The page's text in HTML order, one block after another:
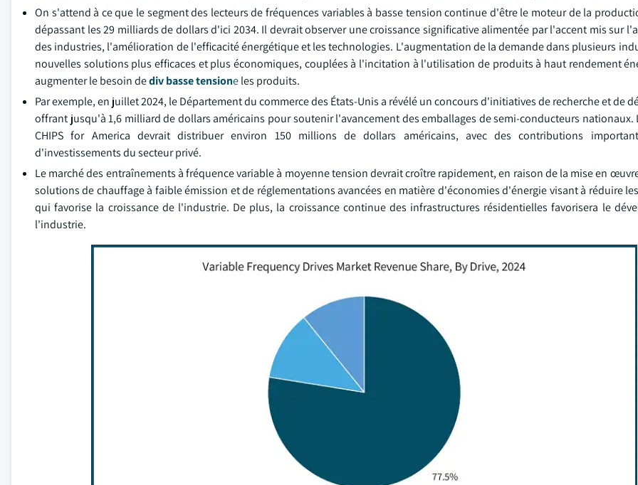
On s'attend à ce que le segment des lecteurs de fréquences variables à basse tension continue d'être le moteur de la
dépassant les 29 milliards de dollars d'ici 2034. Il devrait observer une croissance significative alimentée par l'accent mis sur
des industries, l'amélioration de l'efficacité énergétique et les technologies. L'augmentation de la demande dans plusieurs
nouvelles solutions plus efficaces et plus économiques, couplées à l'incitation à l'utilisation de produits à haut rendement
augmenter le besoin dediv basse tensioneles produits.
Par exemple, en juillet 2024, le Département du commerce des États-Unis a révélé un concours d'initiatives de recherche et de
offrant jusqu'à 1,6 milliard de dollars américains pour soutenir l'avancement des emballages de semi-conducteurs nationaux.
CHIPS for America devrait distribuer environ 150 millions de dollars américains, avec des contributions
d'investissements du secteur privé.
Le marché des entraînements à fréquence variable à moyenne tension devrait croître rapidement, en raison de la mise en
solutions de chauffage à faible émission et de réglementations avancées en matière d'économies d'énergie visant à réduire
qui favorise la croissance de l'industrie. De plus, la croissance continue des infrastructures résidentielles favorisera le
l'industrie.